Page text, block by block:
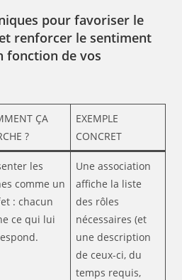
pour favoriser le
renforcer le sentiment
fonction de vos
ÇA
?
EXEMPLE
CONCRET
les
comme un
: chacun
ce qui lui
Une association
affiche la liste
des rôles
nécessaires (et
une description
de ceux-ci, du
temps requis,